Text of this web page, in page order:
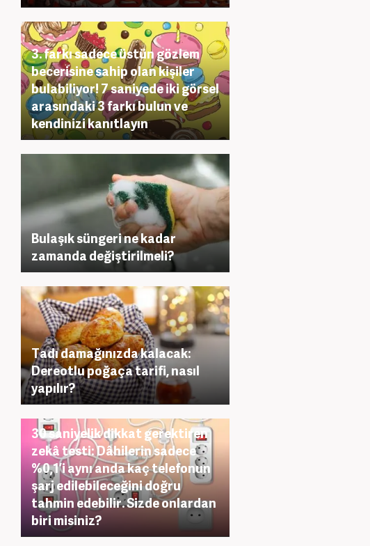
3. farkı sadece üstün gözlem
becerisine sahip olan kişiler
bulabiliyor! 7 saniyede iki görsel
arasındaki 3 farkı bulun ve
kendinizi kanıtlayın
Bulaşık süngeri ne kadar
zamanda değiştirilmeli?
Tadı damağınızda kalacak:
Dereotlu poğaça tarifi, nasıl
yapılır?
30 saniyelik dikkat gerektiren
zekâ testi: Dâhilerin sadece
%0,1’i aynı anda kaç telefonun
şarj edilebileceğini doğru
tahmin edebilir. Sizde onlardan
biri misiniz?